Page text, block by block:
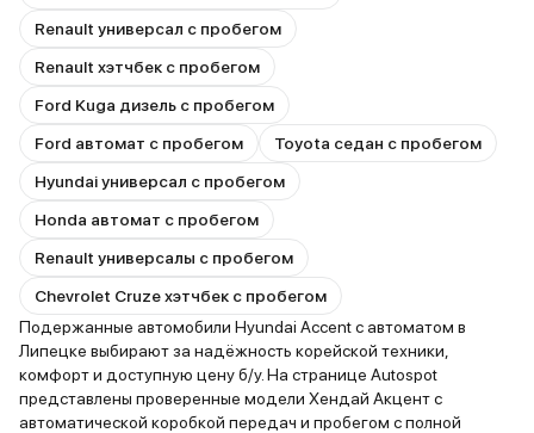
Renault универсал с пробегом
Renault хэтчбек с пробегом
Ford Kuga дизель с пробегом
Ford автомат с пробегом
Toyota седан с пробегом
Hyundai универсал с пробегом
Honda автомат с пробегом
Renault универсалы с пробегом
Chevrolet Cruze хэтчбек с пробегом
Подержанные автомобили Hyundai Accent с автоматом в
Липецке выбирают за надёжность корейской техники,
комфорт и доступную цену б/у. На странице Autospot
представлены проверенные модели Хендай Акцент с
автоматической коробкой передач и пробегом с полной